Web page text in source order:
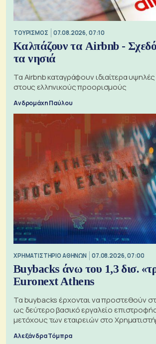
ΤΟΥΡΙΣΜΟΣ 07.08.2026, 07:10
Καλπάζουν τα Airbnb -
τα νησιά
Τα Airbnb καταγράφουν ιδιαίτερα
στους ελληνικούς προορισμούς
Ανδρομάχη Παύλου
XΡΗΜΑΤΙΣΤΗΡΙΟ ΑΘΗΝΩΝ 07.08.2026, 07:00
Buybacks άνω του 1,3 δισ.
Euronext Athens
Τα buybacks έρχονται να προστεθούν
ως δεύτερο βασικό εργαλείο
μετόχους των εταιρειών στο
Αλεξάνδρα Τόμπρα